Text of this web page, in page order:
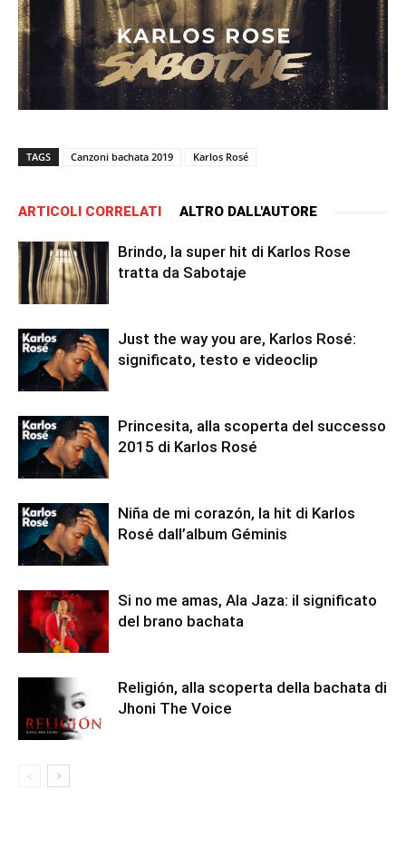
TAGS Canzoni bachata 2019 Karlos Rosé
ARTICOLI CORRELATI ALTRO DALL'AUTORE
Brindo, la super hit di Karlos Rose
tratta da Sabotaje
Just the way you are, Karlos Rosé:
significato, testo e videoclip
Princesita, alla scoperta del successo
2015 di Karlos Rosé
Niña de mi corazón, la hit di Karlos
Rosé dall’album Géminis
Si no me amas, Ala Jaza: il significato
del brano bachata
Religión, alla scoperta della bachata di
Jhoni The Voice